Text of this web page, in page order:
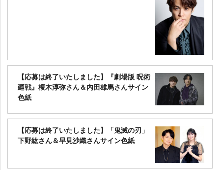
【応募は終了いたしました】『劇場版 呪術
廻戦』榎木淳弥さん＆内田雄馬さんサイン
色紙
【応募は終了いたしました】「鬼滅の刃」
下野紘さん＆早見沙織さんサイン色紙